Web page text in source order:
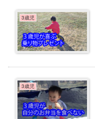
3歳児
3歳児